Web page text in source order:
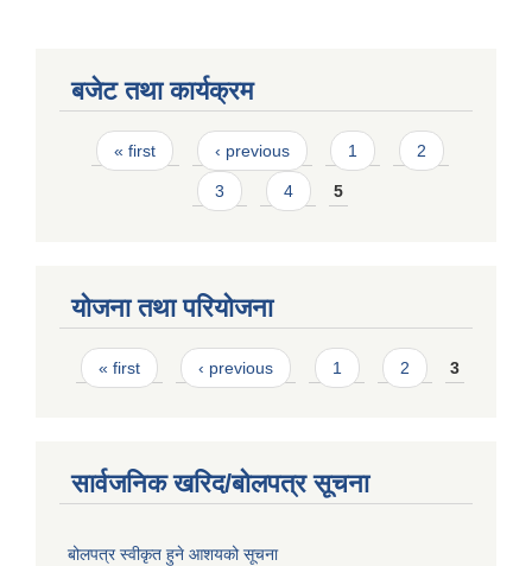
बजेट तथा कार्यक्रम
Pages
« first ‹ previous 1 2
3 4 5
योजना तथा परियोजना
Pages
« first ‹ previous 1 2 3
सार्वजनिक खरिद/बोलपत्र सूचना
बोलपत्र स्वीकृत हुने आशयको सूचना